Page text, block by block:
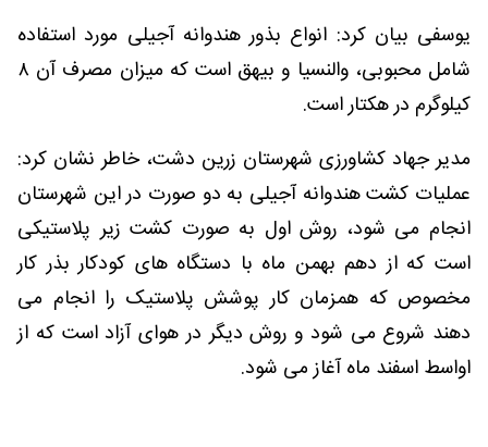
یوسفی بیان کرد: انواع بذور هندوانه آجیلی مورد استفاده
شامل محبوبی، والنسیا و بیهق است که میزان مصرف آن ۸
کیلوگرم در هکتار است.
مدیر جهاد کشاورزی شهرستان زرین دشت، خاطر نشان کرد:
عملیات کشت هندوانه آجیلی به دو صورت در این شهرستان
انجام می شود، روش اول به صورت کشت زیر پلاستیکی
است که از دهم بهمن ماه با دستگاه های کودکار بذر کار
مخصوص که همزمان کار پوشش پلاستیک را انجام می
دهند شروع می شود و روش دیگر در هوای آزاد است که از
اواسط اسفند ماه آغاز می شود.